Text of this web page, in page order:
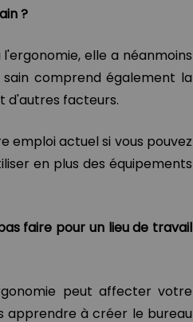
?
elle a néanmoins
comprend également la
d'autres facteurs.
emploi actuel si vous pouvez
en plus des équipements
faire pour un lieu de travail
peut affecter votre
apprendre à créer le bureau